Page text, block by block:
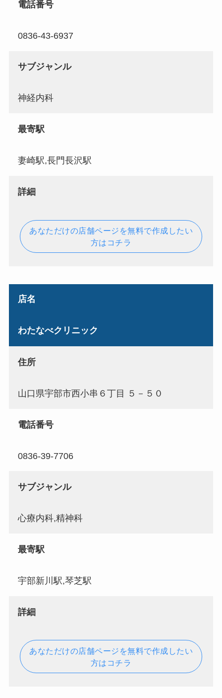
電話番号
0836-43-6937
サブジャンル
神経内科
最寄駅
妻崎駅,長門長沢駅
詳細
あなただけの店舗ページを無料で作成したい
方はコチラ
店名
わたなべクリニック
住所
山口県宇部市西小串６丁目 ５－５０
電話番号
0836-39-7706
サブジャンル
心療内科,精神科
最寄駅
宇部新川駅,琴芝駅
詳細
あなただけの店舗ページを無料で作成したい
方はコチラ